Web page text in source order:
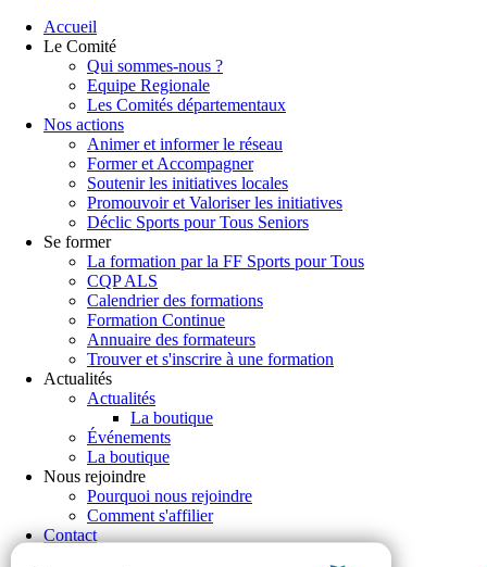
Accueil
Le Comité
Qui sommes-nous ?
Equipe Regionale
Les Comités départementaux
Nos actions
Animer et informer le réseau
Former et Accompagner
Soutenir les initiatives locales
Promouvoir et Valoriser les initiatives
Déclic Sports pour Tous Seniors
Se former
La formation par la FF Sports pour Tous
CQP ALS
Calendrier des formations
Formation Continue
Annuaire des formateurs
Trouver et s'inscrire à une formation
Actualités
Actualités
La boutique
Événements
La boutique
Nous rejoindre
Pourquoi nous rejoindre
Comment s'affilier
Contact